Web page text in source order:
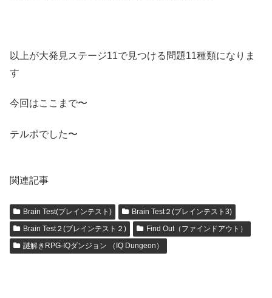
以上が大発見ステージ11で見つける問題11種類になりま
す
今回はここまで〜
テルポでした〜
関連記事
Brain Test(ブレインテスト)
Brain Test２(ブレインテスト3)
Brain Test２(ブレインテスト２)
Find Out（ファインドアウト）
謎解きRPG-IQダンジョン （IQ Dungeon）